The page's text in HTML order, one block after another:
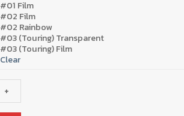
#01 Film
#02 Film
#02 Rainbow
#03 (Touring) Transparent
#03 (Touring) Film
Clear